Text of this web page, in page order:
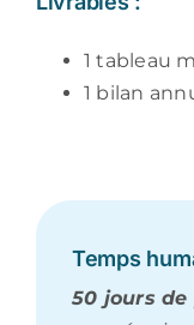
1 tableau
1 bilan
Temps
50 jours de